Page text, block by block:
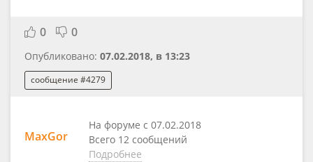
0 0
Опубликовано: 07.02.2018, в 13:23
сообщение #4279
MaxGor
На форуме с 07.02.2018
Всего 12 сообщений
Подробнее